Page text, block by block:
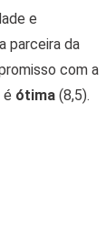
e
parceira da
com a
é ótima (8,5).